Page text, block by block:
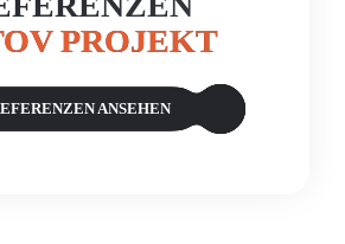
PROJEKT
ANSEHEN